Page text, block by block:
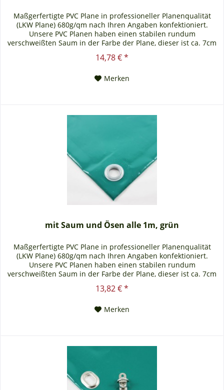
Maßgerfertigte PVC Plane in professioneller Planenqualität
(LKW Plane) 680g/qm nach Ihren Angaben konfektioniert.
Unsere PVC Planen haben einen stabilen rundum
verschweißten Saum in der Farbe der Plane, dieser ist ca. 7cm
oder auf Wunsch auch mit Edelstahlösen ausstatten. Die PVC
14,78 € *
Merken
mit Saum und Ösen alle 1m, grün
Maßgerfertigte PVC Plane in professioneller Planenqualität
(LKW Plane) 680g/qm nach Ihren Angaben konfektioniert.
Unsere PVC Planen haben einen stabilen rundum
verschweißten Saum in der Farbe der Plane, dieser ist ca. 7cm
oder auf Wunsch auch mit Edelstahlösen ausstatten. Die PVC
13,82 € *
Merken